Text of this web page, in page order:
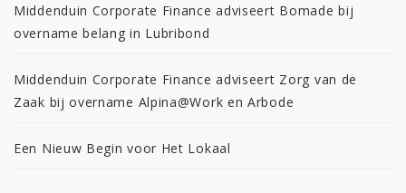
Middenduin Corporate Finance adviseert Bomade bij
overname belang in Lubribond
Middenduin Corporate Finance adviseert Zorg van de
Zaak bij overname Alpina@Work en Arbode
Een Nieuw Begin voor Het Lokaal